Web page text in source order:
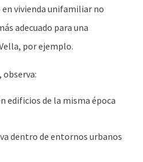
vivienda unifamiliar no
adecuado para una
por ejemplo.
observa:
edificios de la misma época
dentro de entornos urbanos